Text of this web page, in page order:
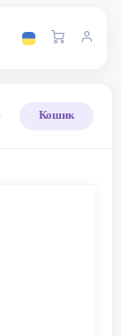
Кошик